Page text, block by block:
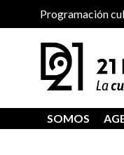
Programación
SOMOS